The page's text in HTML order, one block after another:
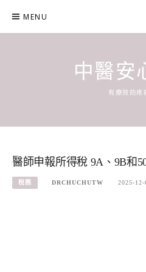
content
MENU
中醫安
有療效的疼
醫師申報所得稅 9A、9B和
稅務 DRCHUCHUTW 2025-12-